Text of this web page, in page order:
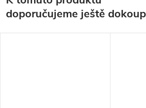
doporučujeme ještě